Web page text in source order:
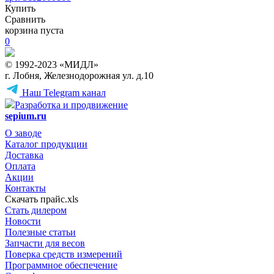
Купить
Сравнить
корзина пуста
0
© 1992-2023 «МИДЛ»
г. Лобня, Железнодорожная ул. д.10
Наш Telegram канал
Разработка и продвижение
sepium.ru
О заводе
Каталог продукции
Доставка
Оплата
Акции
Контакты
Скачать прайс.xls
Стать дилером
Новости
Полезные статьи
Запчасти для весов
Поверка средств измерений
Программное обеспечение